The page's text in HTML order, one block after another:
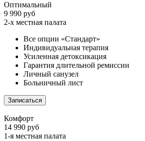
Оптимальный
9 990 руб
2-х местная палата
Все опции «Стандарт»
Индивидуальная терапия
Усиленная детоксикация
Гарантия длительной ремиссии
Личный санузел
Больничный лист
Записаться
Комфорт
14 990 руб
1-я местная палата